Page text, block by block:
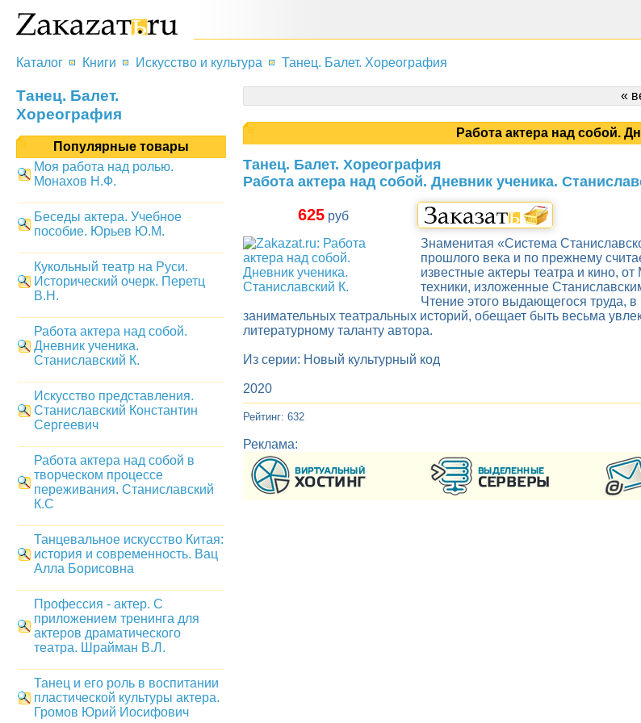
Каталог Книги Искусство и культура Танец. Балет. Хореография
«
Работа актера над собой.
Танец. Балет. Хореография
Работа актера над собой. Дневник ученика.
625 руб
Знаменитая «Система
прошлого века и по прежнему
известные актеры театра и кино,
техники, изложенные
Чтение этого выдающегося труда,
занимательных театральных историй, обещает быть весьма
литературному таланту автора.
Из серии: Новый культурный код
2020
Рейтинг: 632
Реклама:
Танец. Балет.
Хореография
Популярные товары
Моя работа над ролью.
Монахов Н.Ф.
Беседы актера. Учебное
пособие. Юрьев Ю.М.
Кукольный театр на Руси.
Исторический очерк. Перетц
В.Н.
Работа актера над собой.
Дневник ученика.
Станиславский К.
Искусство представления.
Станиславский Константин
Сергеевич
Работа актера над собой в
творческом процессе
переживания. Станиславский
К.С
Танцевальное искусство Китая:
история и современность. Вац
Алла Борисовна
Профессия - актер. С
приложением тренинга для
актеров драматического
театра. Шрайман В.Л.
Танец и его роль в воспитании
пластической культуры актера.
Громов Юрий Иосифович